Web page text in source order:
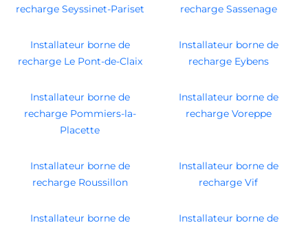
recharge Seyssinet-Pariset
recharge Sassenage
Installateur borne de
recharge Le Pont-de-Claix
Installateur borne de
recharge Eybens
Installateur borne de
recharge Pommiers-la-
Placette
Installateur borne de
recharge Voreppe
Installateur borne de
recharge Roussillon
Installateur borne de
recharge Vif
Installateur borne de
Installateur borne de